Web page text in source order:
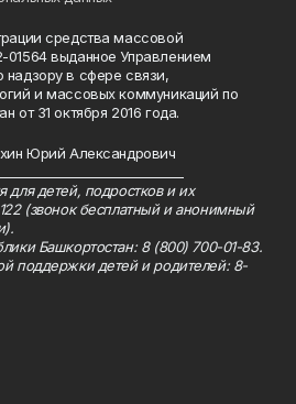
средства массовой
выданное Управлением
в сфере связи,
и массовых коммуникаций по
от 31 октября 2016 года.
Юрий Александрович
детей, подростков и их
(звонок бесплатный и анонимный
Башкортостан: 8 (800) 700-01-83.
поддержки детей и родителей: 8-